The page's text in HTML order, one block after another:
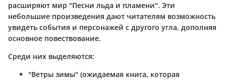
расширяют мир "Песни льда и пламени". Эти
небольшие произведения дают читателям возможность
увидеть события и персонажей с другого угла, дополняя
основное повествование.
Среди них выделяются:
"Ветры зимы" (ожидаемая книга, которая